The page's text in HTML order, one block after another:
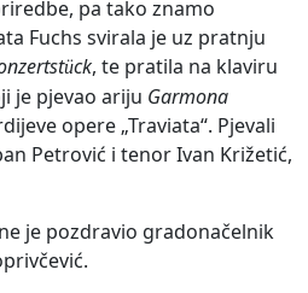
pa tako znamo
Fuchs svirala je uz pratnju
ück, te pratila na klaviru
je pjevao ariju Garmona
opere „Traviata“. Pjevali
Petrović i tenor Ivan Križetić,
je pozdravio gradonačelnik